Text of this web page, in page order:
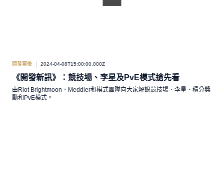
開發幕後 2024-04-08T15:00:00.000Z
《開發新訊》：競技場、李星及PvE模式搶先看
由Riot Brightmoon、Meddler和模式團隊向大家解說競技場、李星、積分獎
勵和PvE模式。